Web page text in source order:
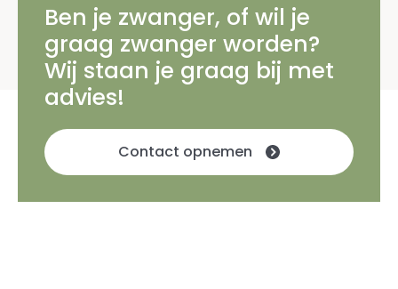
Ben je zwanger, of wil je
graag zwanger worden?
Wij staan je graag bij met
advies!
Contact opnemen